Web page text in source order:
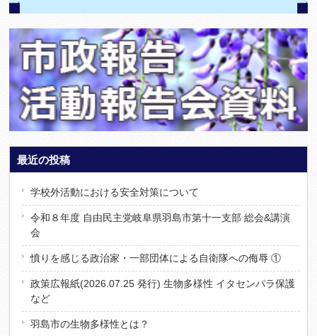
最近の投稿
学校外活動における安全対策について
令和８年度 自由民主党岐阜県羽島市第十一支部 総会&講演
会
憤りを感じる政治家・一部団体による自衛隊への侮辱 ①
政策広報紙(2026.07.25 発行) 生物多様性 イタセンパラ保護
など
羽島市の生物多様性とは？